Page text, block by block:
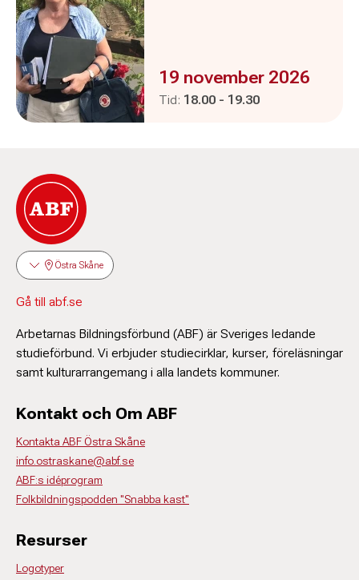
Evenemanget är :
19 november 2026
Tid: Pågår mellan
18.00 - och
19.30
Östra Skåne
Gå till abf.se
Arbetarnas Bildningsförbund (ABF) är Sveriges ledande
studieförbund. Vi erbjuder studiecirklar, kurser, föreläsningar
samt kulturarrangemang i alla landets kommuner.
Kontakt och Om ABF
Kontakta ABF Östra Skåne
info.ostraskane@abf.se
ABF:s idéprogram
Folkbildningspodden "Snabba kast"
Resurser
Logotyper